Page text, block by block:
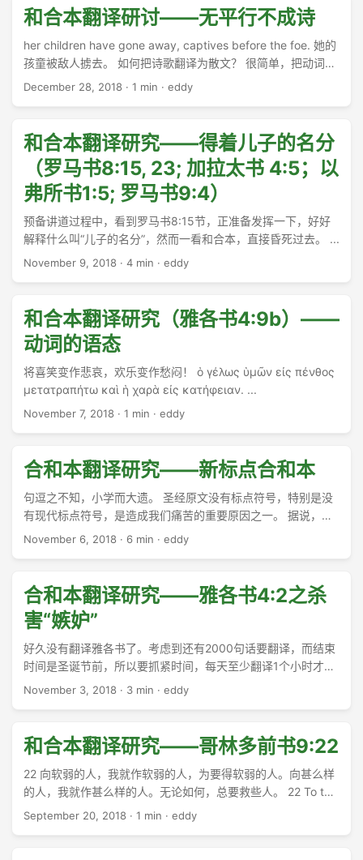
和合本翻译研讨——无平行不成诗
her children have gone away, captives before the foe. 她的
孩童被敌人掳去。 如何把诗歌翻译为散文？ 很简单，把动词
“掳”和“走”放在一起掳走……
December 28, 2018 · 1 min · eddy
和合本翻译研究——得着儿子的名分
（罗马书8:15, 23; 加拉太书 4:5；以
弗所书1:5; 罗马书9:4）
预备讲道过程中，看到罗马书8:15节，正准备发挥一下，好好
解释什么叫“儿子的名分”，然而一看和合本，直接昏死过去。 ...
November 9, 2018 · 4 min · eddy
和合本翻译研究（雅各书4:9b）——
动词的语态
将喜笑变作悲哀，欢乐变作愁闷！ ὁ γέλως ὑμῶν εἰς πένθος
μετατραπήτω καὶ ἡ χαρὰ εἰς κατήφειαν. ...
November 7, 2018 · 1 min · eddy
合和本翻译研究——新标点合和本
句逗之不知，小学而大遗。 圣经原文没有标点符号，特别是没
有现代标点符号，是造成我们痛苦的重要原因之一。 据说，新
约里最难解的经文之一，雅各书中最难解的经文（没有之
November 6, 2018 · 6 min · eddy
合和本翻译研究——雅各书4:2之杀
害“嫉妒”
好久没有翻译雅各书了。考虑到还有2000句话要翻译，而结束
时间是圣诞节前，所以要抓紧时间，每天至少翻译1个小时才行
了。 ...
November 3, 2018 · 3 min · eddy
和合本翻译研究——哥林多前书9:22
22 向软弱的人，我就作软弱的人，为要得软弱的人。向甚么样
的人，我就作甚么样的人。无论如何，总要救些人。 22 To the
weak I became weak, that I might win the weak. I have
September 20, 2018 · 1 min · eddy